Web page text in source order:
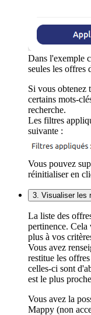
Dans l'exemple
seules les offres
Si vous obtenez
certains mots-
recherche.
Les filtres
suivante :
Vous pouvez
réinitialiser en
3. Visualiser les
La liste des
pertinence.
plus à vos
Vous avez
restitue les
celles-ci sont
est le plus
Vous avez la
Mappy (non